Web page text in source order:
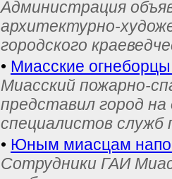
Администрация
архитектурно-
городского
• Миасские
Миасский пожарно-
представил город
специалистов
• Юным миасцам
Сотрудники ГАИ